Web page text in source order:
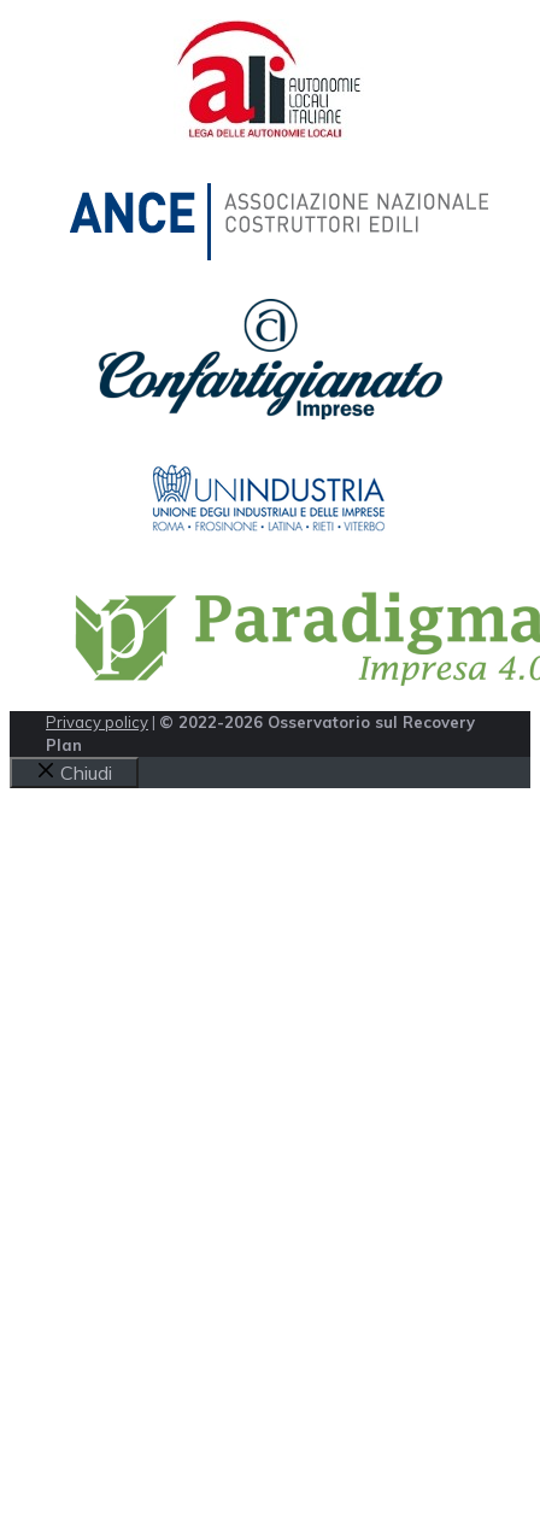
Privacy policy | © 2022-2026 Osservatorio sul Recovery
Plan
Chiudi